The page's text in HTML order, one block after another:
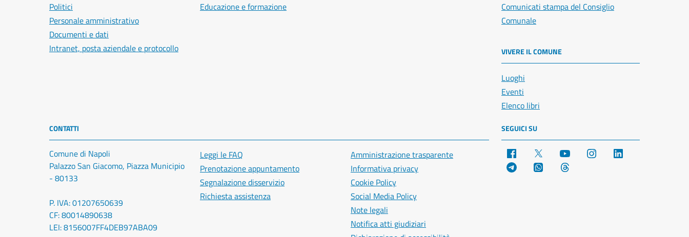
Politici
Personale amministrativo
Documenti e dati
Intranet, posta aziendale e protocollo
Educazione e formazione
Comunicati stampa del Consiglio
Comunale
VIVERE IL COMUNE
Luoghi
Eventi
Elenco libri
CONTATTI
Comune di Napoli
Palazzo San Giacomo, Piazza Municipio
- 80133
P. IVA: 01207650639
CF: 80014890638
LEI: 8156007FF4DEB97ABA09
Leggi le FAQ
Prenotazione appuntamento
Segnalazione disservizio
Richiesta assistenza
Amministrazione trasparente
Informativa privacy
Cookie Policy
Social Media Policy
Note legali
Notifica atti giudiziari
SEGUICI SU
Facebook YouTube Instagram
Telegram WhatsApp